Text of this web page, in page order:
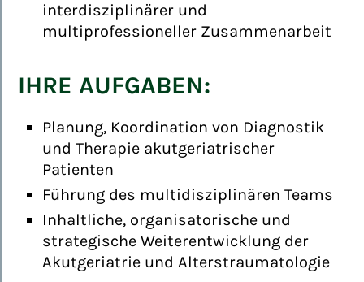
interdisziplinärer und
multiprofessioneller Zusammenarbeit
IHRE AUFGABEN:
Planung, Koordination von Diagnostik
und Therapie akutgeriatrischer
Patienten
Führung des multidisziplinären Teams
Inhaltliche, organisatorische und
strategische Weiterentwicklung der
Akutgeriatrie und Alterstraumatologie